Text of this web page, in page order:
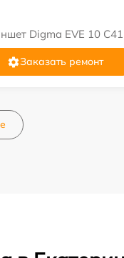
Digma EVE 10
Заказать ремонт